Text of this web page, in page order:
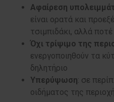
Αφαίρεση
είναι ορατά και
τσιμπιδάκι, αλλά
Όχι τρίψιμο της
ενεργοποιηθούν τα
δηλητήριο
Υπερύψωση: σε
οιδήματος της